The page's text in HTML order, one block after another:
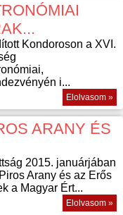
Kondoroson a XVI.
i...
Elolvasom »
ARANY ÉS
2015. januárjában
Arany és az Erős
a Magyar Ért...
Elolvasom »